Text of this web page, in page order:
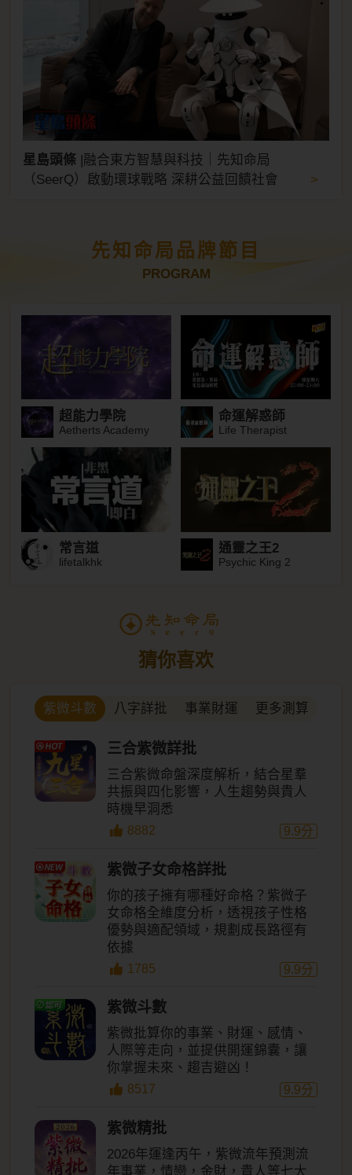
星島頭條|融合東方智慧與科技｜先知命局
（SeerQ）啟動環球戰略 深耕公益回饋社會
>
先知命局品牌節目
PROGRAM
超能力學院
Aetherts Academy
命運解惑師
Life Therapist
常言道
lifetalkhk
通靈之王2
Psychic King 2
猜你喜欢
紫微斗數 八字詳批 事業財運 更多測算
三合紫微詳批
三合紫微命盤深度解析，結合星羣
共振與四化影響，人生趨勢與貴人
時機早洞悉
8882 9.9分
紫微子女命格詳批
你的孩子擁有哪種好命格？紫微子
女命格全維度分析，透視孩子性格
優勢與適配領域，規劃成長路徑有
依據
1785 9.9分
紫微斗數
紫微批算你的事業、財運、感情、
人際等走向，並提供開運錦囊，讓
你掌握未來、趨吉避凶！
8517 9.9分
紫微精批
2026年運逢丙午，紫微流年預測流
年事業，情戀，金財，貴人等七大